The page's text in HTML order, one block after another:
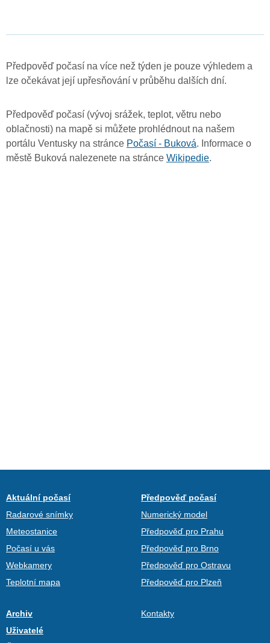
Předpověď počasí na více než týden je pouze výhledem a
lze očekávat její upřesňování v průběhu dalších dní.
Předpověď počasí (vývoj srážek, teplot, větru nebo
oblačnosti) na mapě si můžete prohlédnout na našem
portálu Ventusky na stránce Počasí - Buková. Informace o
městě Buková nalezenete na stránce Wikipedie.
Aktuální počasí
Radarové snímky
Meteostanice
Počasí u vás
Webkamery
Teplotní mapa
Předpověď počasí
Numerický model
Předpověď pro Prahu
Předpověď pro Brno
Předpověď pro Ostravu
Předpověď pro Plzeň
Archiv
Uživatelé
Kontakty